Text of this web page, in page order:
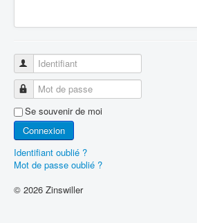
Identifiant
Mot de passe
Se souvenir de moi
Connexion
Identifiant oublié ?
Mot de passe oublié ?
© 2026 Zinswiller